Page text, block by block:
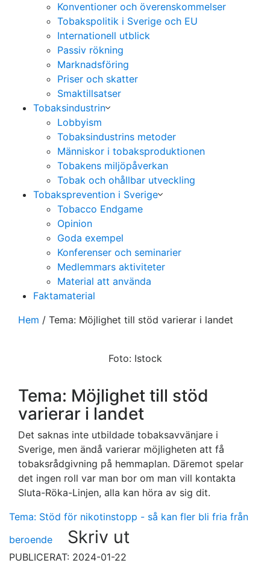
Konventioner och överenskommelser
Tobakspolitik i Sverige och EU
Internationell utblick
Passiv rökning
Marknadsföring
Priser och skatter
Smaktillsatser
Tobaksindustrin
Lobbyism
Tobaksindustrins metoder
Människor i tobaksproduktionen
Tobakens miljöpåverkan
Tobak och ohållbar utveckling
Tobaksprevention i Sverige
Tobacco Endgame
Opinion
Goda exempel
Konferenser och seminarier
Medlemmars aktiviteter
Material att använda
Faktamaterial
Hem / Tema: Möjlighet till stöd varierar i landet
Foto: Istock
Tema: Möjlighet till stöd
varierar i landet
Det saknas inte utbildade tobaksavvänjare i
Sverige, men ändå varierar möjligheten att få
tobaksrådgivning på hemmaplan. Däremot spelar
det ingen roll var man bor om man vill kontakta
Sluta-Röka-Linjen, alla kan höra av sig dit.
Tema: Stöd för nikotinstopp - så kan fler bli fria från
beroende
Skriv ut
PUBLICERAT: 2024-01-22